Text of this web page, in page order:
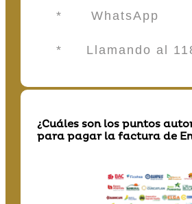
* WhatsApp
* Llamando al
¿Cuáles son los puntos
para pagar la factura de